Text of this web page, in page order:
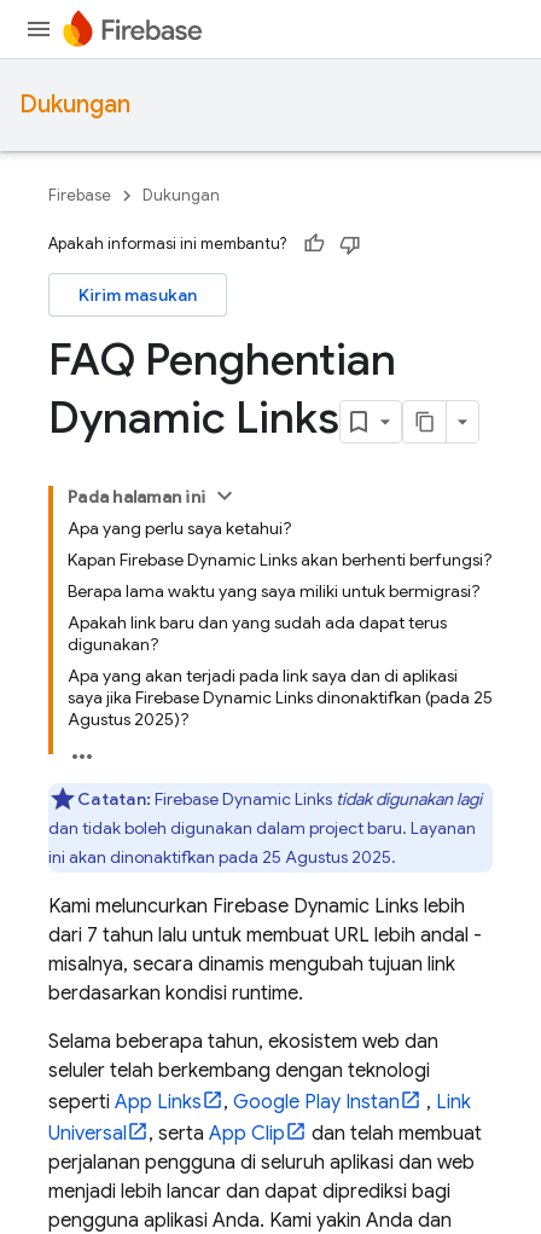
Dukungan
Firebase Dukungan
Apakah informasi ini membantu?
Kirim masukan
FAQ Penghentian
Dynamic Links
Pada halaman ini
Apa yang perlu saya ketahui?
Kapan Firebase Dynamic Links akan berhenti berfungsi?
Berapa lama waktu yang saya miliki untuk bermigrasi?
Apakah link baru dan yang sudah ada dapat terus
digunakan?
Apa yang akan terjadi pada link saya dan di aplikasi
saya jika Firebase Dynamic Links dinonaktifkan (pada 25
Agustus 2025)?
Catatan: Firebase Dynamic Links tidak digunakan lagi
dan tidak boleh digunakan dalam project baru. Layanan
ini akan dinonaktifkan pada 25 Agustus 2025.
Kami meluncurkan Firebase Dynamic Links lebih
dari 7 tahun lalu untuk membuat URL lebih andal -
misalnya, secara dinamis mengubah tujuan link
berdasarkan kondisi runtime.
Selama beberapa tahun, ekosistem web dan
seluler telah berkembang dengan teknologi
seperti App Links , Google Play Instan , Link
Universal
, serta App Clip
dan telah membuat
perjalanan pengguna di seluruh aplikasi dan web
menjadi lebih lancar dan dapat diprediksi bagi
pengguna aplikasi Anda. Kami yakin Anda dan